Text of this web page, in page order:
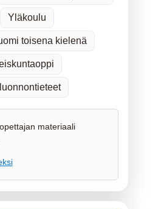
Yläkoulu
toisena kielenä
materiaali